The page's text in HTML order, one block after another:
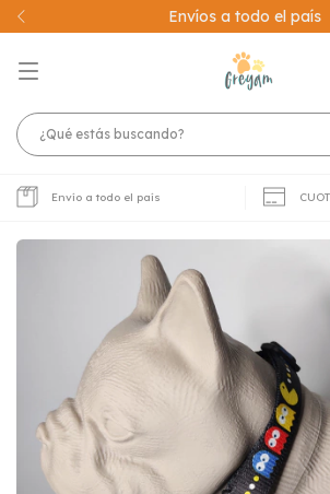
20% OFF!! abonando con
Envío a todo el país